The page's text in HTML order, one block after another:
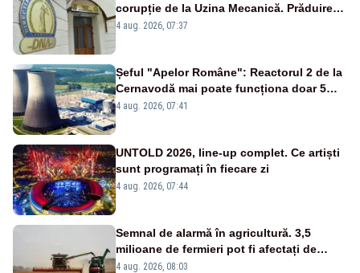
corupție de la Uzina Mecanică. Prăduirea
banilor din programul SAFE, interceptată
4 aug. 2026, 07:37
Șeful "Apelor Române": Reactorul 2 de la
Cernavodă mai poate funcționa doar 5
zile
4 aug. 2026, 07:41
UNTOLD 2026, line-up complet. Ce artiști
sunt programați în fiecare zi
4 aug. 2026, 07:44
Semnal de alarmă în agricultură. 3,5
milioane de fermieri pot fi afectați de
strategia pentru conservarea
4 aug. 2026, 08:03